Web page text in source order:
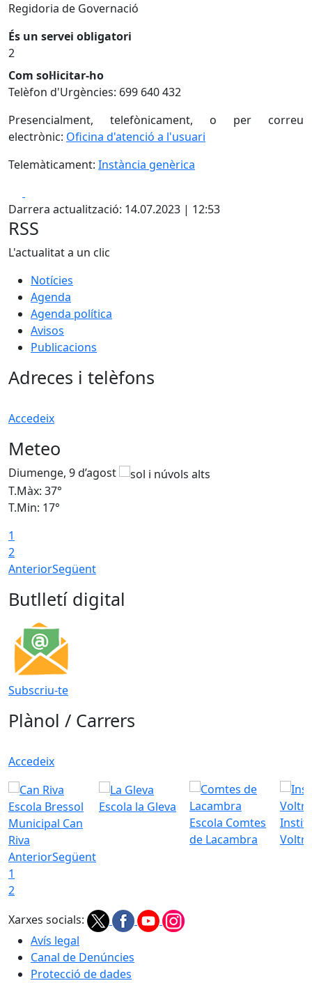
Regidoria de Governació
És un servei obligatori
2
Com sol·licitar-ho
Telèfon d'Urgències: 699 640 432
Presencialment, telefònicament, o per correu
electrònic: Oficina d'atenció a l'usuari
Telemàticament: Instància genèrica
Darrera actualització: 14.07.2023 | 12:53
RSS
L'actualitat a un clic
Notícies
Agenda
Agenda política
Avisos
Publicacions
Adreces i telèfons
Accedeix
Meteo
Diumenge, 9 d’agost
T.Màx: 37°
T.Min: 17°
1
2
AnteriorSegüent
Butlletí digital
Subscriu-te
Plànol / Carrers
Accedeix
Escola Bressol
Municipal Can
Riva
Escola la Gleva
Escola Comtes
de Lacambra
AnteriorSegüent
1
2
Xarxes socials:
Avís legal
Canal de Denúncies
Protecció de dades